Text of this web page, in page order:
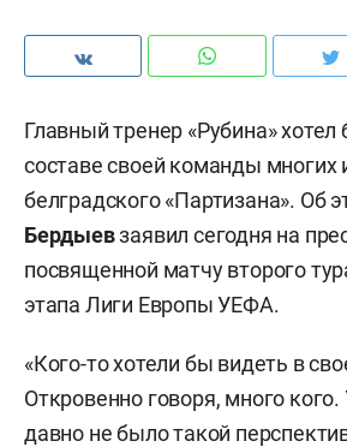
Главный тренер «Рубина»
составе своей команды многих
белградского «Партизана». Об
Бердыевзаявил сегодня на
посвященной матчу второго
этапа Лиги Европы УЕФА.
«Кого-то хотели бы видеть в
Откровенно говоря, много кого.
давно не было такой